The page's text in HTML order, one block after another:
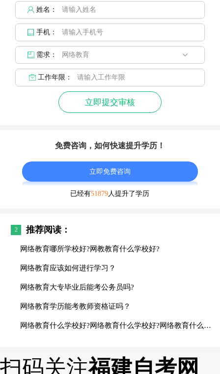
姓名：
手机：
需求：
工作年限：
立即提交审核
免费咨询，如何快速提升学历！
立即免费咨询
已经有51879 人提升了学历
2 推荐阅读：
网络教育哪所学校好?网教教育什么学校好?
网络教育应该如何进行学习？
网络教育大专毕业后能考公务员吗?
网络教育学历能考教师资格证吗？
网络教育什么学校好?网络教育什么学校好?网络教育什么学校好?网络教育什么学校好?网络教育什么学校好?
扫码关注福建自考网